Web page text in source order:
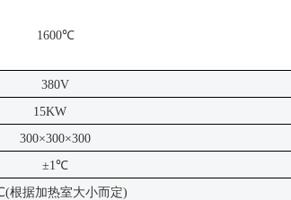
1600℃
380V
15KW
300×300×300
±1℃
根据加热室大小而定)